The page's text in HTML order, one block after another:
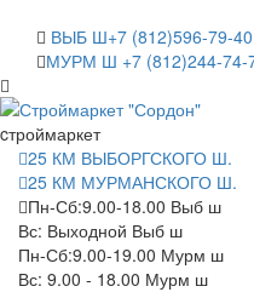
ВЫБ Ш+7 (812)596-79-40
МУРМ Ш +7 (812)244-74-
cтроймаркет
25 КМ ВЫБОРГСКОГО Ш.
25 КМ МУРМАНСКОГО Ш.
Пн-Сб:9.00-18.00 Выб ш
Вс: Выходной Выб ш
Пн-Сб:9.00-19.00 Мурм ш
Вс: 9.00 - 18.00 Мурм ш